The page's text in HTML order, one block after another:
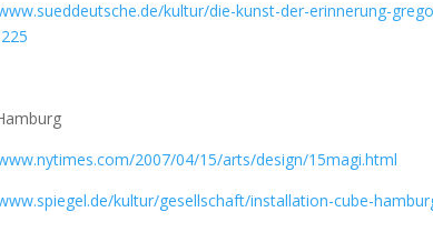
kultur/die-kunst-der-erinnerung-
2007/04/15/arts/design/15magi.html
kultur/gesellschaft/installation-cube-